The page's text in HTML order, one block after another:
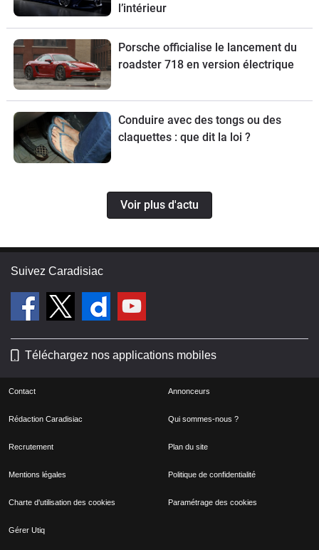
l’intérieur
Porsche officialise le lancement du
roadster 718 en version électrique
Conduire avec des tongs ou des
claquettes : que dit la loi ?
Voir plus d'actu
Suivez Caradisiac
Téléchargez nos applications mobiles
Contact Annonceurs
Rédaction Caradisiac Qui sommes-nous ?
Recrutement Plan du site
Mentions légales Politique de confidentialité
Charte d'utilisation des cookies Paramétrage des cookies
Gérer Utiq